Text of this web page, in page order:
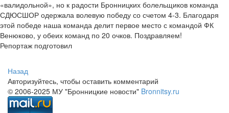
«валидольной», но к радости Бронницких болельщиков команда
СДЮСШОР одержала волевую победу со счетом 4-3. Благодаря
этой победе наша команда делит первое место с командой ФК
Венюково, у обеих команд по 20 очков. Поздравляем!
Репортаж подготовил
Назад
Авторизуйтесь, чтобы оставить комментарий
© 2006-2025 МУ "Бронницкие новости" Bronnitsy.ru